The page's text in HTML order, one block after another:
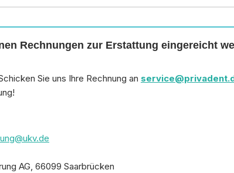
Rechnungen zur Erstattung eingereicht
Sie uns Ihre Rechnung an
AG, 66099 Saarbrücken